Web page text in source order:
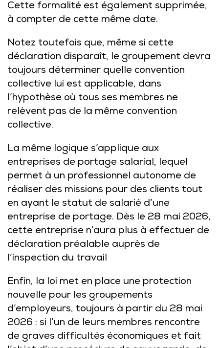
Cette formalité est également supprimée,
à compter de cette même date.
Notez toutefois que, même si cette
déclaration disparaît, le groupement devra
toujours déterminer quelle convention
collective lui est applicable, dans
l’hypothèse où tous ses membres ne
relèvent pas de la même convention
collective.
La même logique s’applique aux
entreprises de portage salarial, lequel
permet à un professionnel autonome de
réaliser des missions pour des clients tout
en ayant le statut de salarié d’une
entreprise de portage. Dès le 28 mai 2026,
cette entreprise n’aura plus à effectuer de
déclaration préalable auprès de
l’inspection du travail
Enfin, la loi met en place une protection
nouvelle pour les groupements
d’employeurs, toujours à partir du 28 mai
2026 : si l’un de leurs membres rencontre
de graves difficultés économiques et fait